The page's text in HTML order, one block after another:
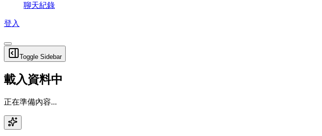
聊天紀錄
登入
Toggle Sidebar
載入資料中
正在準備內容...